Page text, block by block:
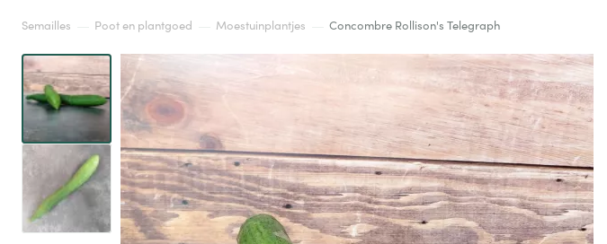
Semailles Poot en plantgoed Moestuinplantjes Concombre Rollison's Telegraph